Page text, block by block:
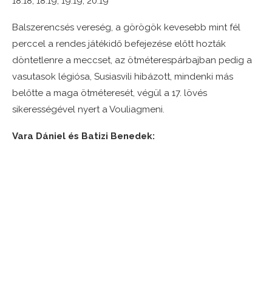
Balszerencsés vereség, a görögök kevesebb mint fél
perccel a rendes játékidő befejezése előtt hozták
döntetlenre a meccset, az ötméterespárbajban pedig a
vasutasok légiósa, Susiasvili hibázott, mindenki más
belőtte a maga ötméteresét, végül a 17. lövés
sikerességével nyert a Vouliagmeni.
Vara Dániel és Batizi Benedek: